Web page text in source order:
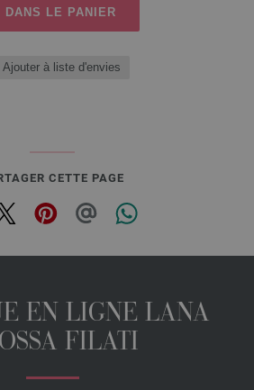
DANS LE PANIER
Ajouter à liste d'envies
CETTE PAGE
EN LIGNE LANA
FILATI